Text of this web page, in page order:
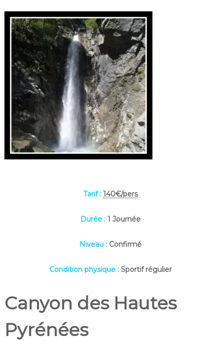
Tarif : 140€/pers
Durée : 1 Journée
Niveau : Confirmé
Condition physique : Sportif régulier
Canyon des Hautes
Pyrénées